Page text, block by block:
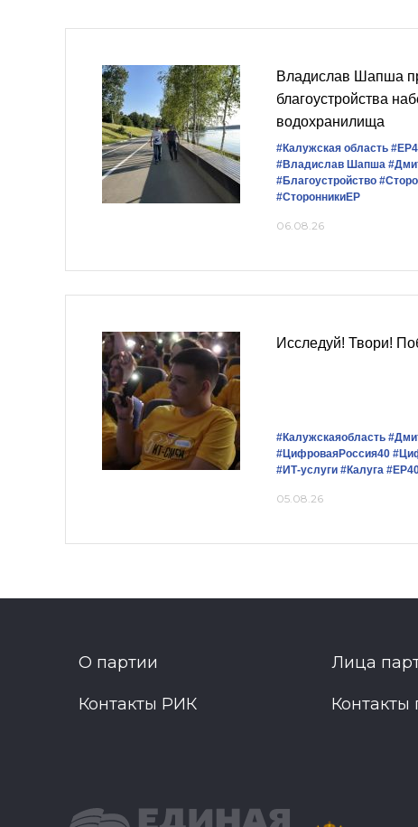
Владислав Шапша
благоустройства
водохранилища
#Калужская область
#Владислав Шапша
#Благоустройство
#СторонникиЕР
06.08.26
Исследуй! Твори!
#Калужскаяобласть
#ЦифроваяРоссия40
#ИТ-услуги #Калуга
05.08.26
О партии Лица
Контакты РИК Контакты